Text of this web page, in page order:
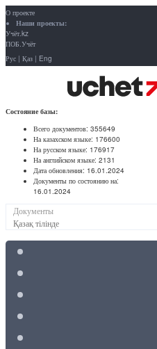
О проекте
Наши проекты:
Учёт.kz
ПОБ.Учёт
Рус | Қаз | Eng
Состояние базы:
Всего документов: 355649
На казахском языке: 176600
На русском языке: 176917
На английском языке: 2131
Дата обновления: 16.01.2024
Документы по состоянию на:
16.01.2024
Документы
Қазақ тілінде